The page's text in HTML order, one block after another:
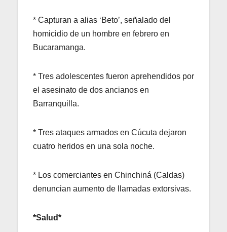
* Capturan a alias ‘Beto’, señalado del
homicidio de un hombre en febrero en
Bucaramanga.
* Tres adolescentes fueron aprehendidos por
el asesinato de dos ancianos en
Barranquilla.
* Tres ataques armados en Cúcuta dejaron
cuatro heridos en una sola noche.
* Los comerciantes en Chinchiná (Caldas)
denuncian aumento de llamadas extorsivas.
*Salud*